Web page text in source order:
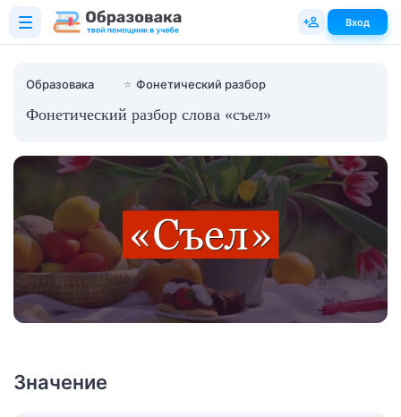
Образовака ⭐ Фонетический разбор
Фонетический разбор слова «съел»
Значение
Вход